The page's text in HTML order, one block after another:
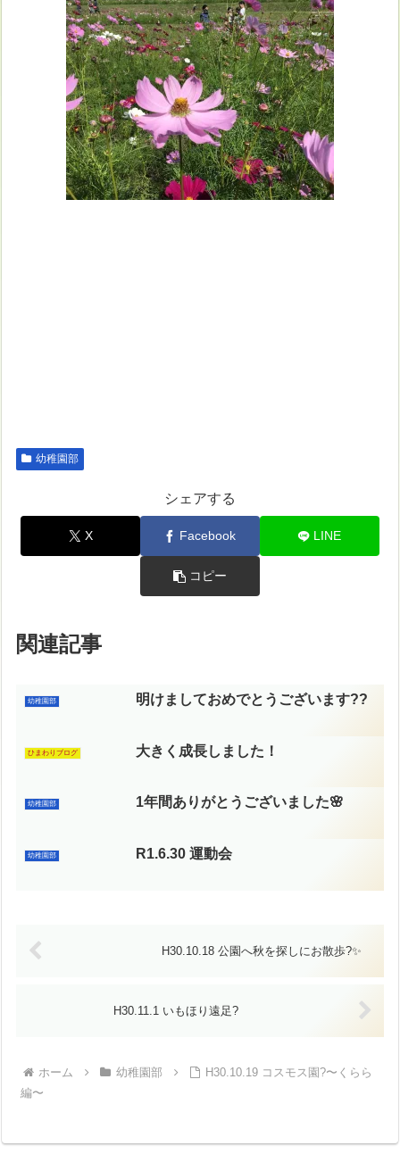
幼稚園部
シェアする
X Facebook LINE
コピー
関連記事
幼稚園部 明けましておめでとうございます??
ひまわりブログ 大きく成長しました！
幼稚園部 1年間ありがとうございました🌸
幼稚園部 R1.6.30 運動会
H30.10.18 公園へ秋を探しにお散歩?✨
H30.11.1 いもほり遠足?
ホーム 幼稚園部
H30.10.19 コスモス園?〜くらら
編〜